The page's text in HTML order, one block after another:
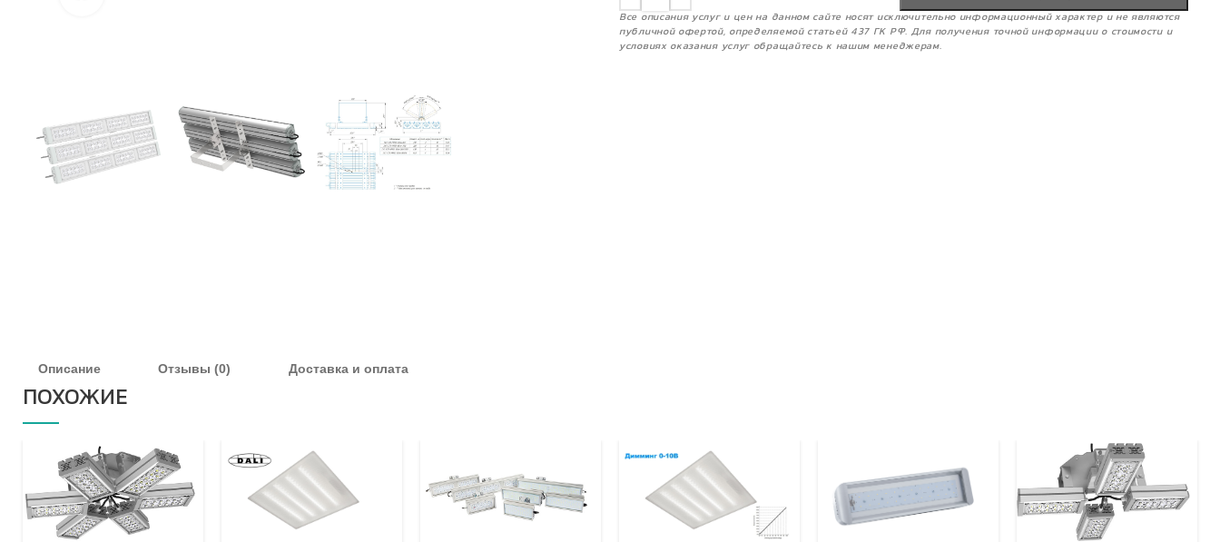
Все описания услуг и цен на данном сайте носят исключительно информационный характер и не являются
публичной офертой, определяемой статьей 437 ГК РФ. Для получения точной информации о стоимости и
условиях оказания услуг обращайтесь к нашим менеджерам.
Описание Отзывы (0) Доставка и оплата
ПОХОЖИЕ